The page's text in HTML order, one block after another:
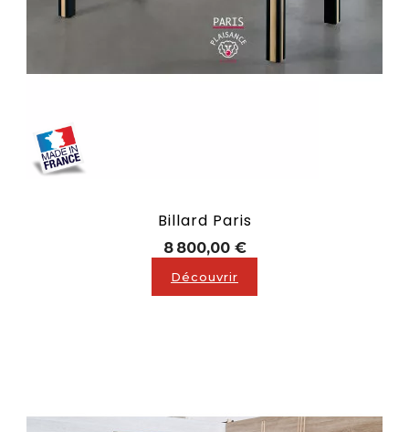
Billard Paris
8 800,00 €Prix
Découvrir